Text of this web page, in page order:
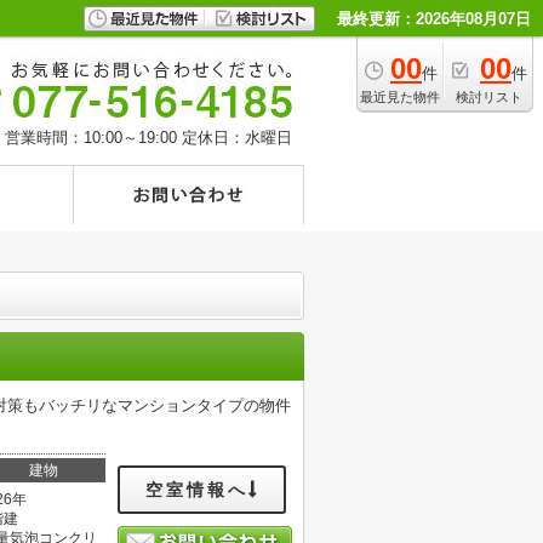
最終更新：2026年08月07日
00件
最近見た物件
00件
検討リスト
営業時間：10:00～19:00 定休日：水曜日
もバッチリなマンションタイプの物件
建物
年
建
気泡コンクリ
空室情報へ